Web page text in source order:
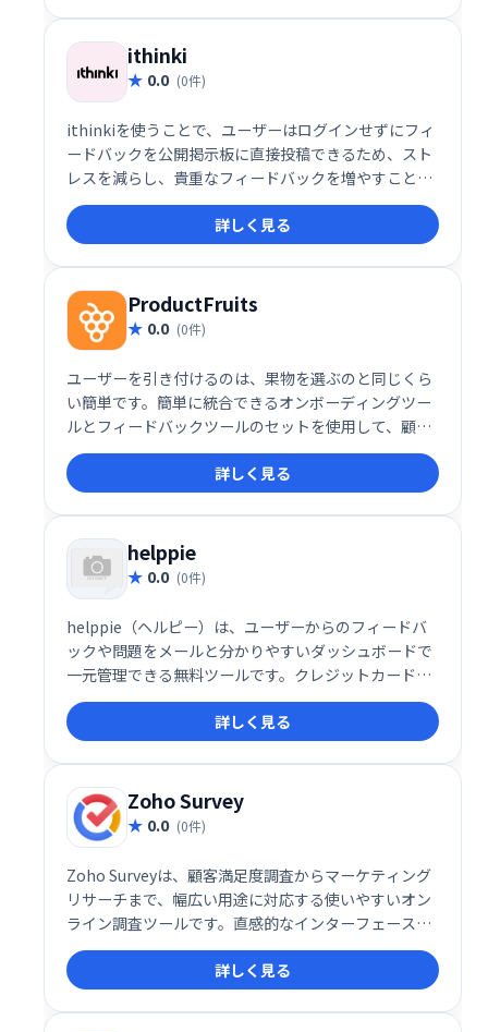
ithinki
0.0 (0件)
ithinkiを使うことで、ユーザーはログインせずにフィ
ードバックを公開掲示板に直接投稿できるため、スト
レスを減らし、貴重なフィードバックを増やすことが
できます。
詳しく見る
ProductFruits
0.0 (0件)
ユーザーを引き付けるのは、果物を選ぶのと同じくら
い簡単です。簡単に統合できるオンボーディングツー
ルとフィードバックツールのセットを使用して、顧客
を引き付けます。
詳しく見る
helppie
0.0 (0件)
helppie（ヘルピー）は、ユーザーからのフィードバ
ックや問題をメールと分かりやすいダッシュボードで
一元管理できる無料ツールです。クレジットカード不
要で、すぐに利用開始できます。ユーザーからのメッ
セージを効率的に収集・整理し、サービス改善に役立
てましょう。簡単操作で、顧客の声を活かしたサービ
ス向上を実現します。
詳しく見る
Zoho Survey
0.0 (0件)
Zoho Surveyは、顧客満足度調査からマーケティング
リサーチまで、幅広い用途に対応する使いやすいオン
ライン調査ツールです。直感的なインターフェース
で、簡単に調査を作成・配信・分析できます。豊富な
テンプレートも用意されているため、初心者でもスム
ーズに利用可能です。ビジネスニーズに合わせた調査
の実施を、Zoho Surveyで効率化しましょう。
詳しく見る